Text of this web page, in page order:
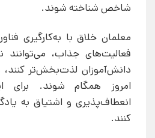
شاخص شناخته شوند.
معلمان خلاق با به‌کارگیری
فعالیت‌های جذاب، می‌توانند
دانش‌آموزان لذت‌بخش‌تر کنند،
امروز همگام شوند.
انعطاف‌پذیری و اشتیاق به
کنند.